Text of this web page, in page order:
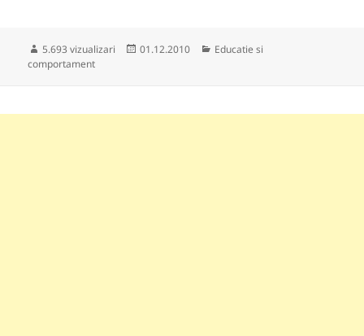
5.693 vizualizari
Publicat
01.12.2010 Categorii
Educatie si
comportament